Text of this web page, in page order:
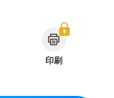
食欲がない
関節リウマチ印刷